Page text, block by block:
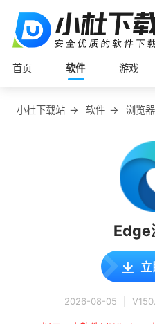
首页 软件 游戏
小杜下载站 → 软件 → 浏览器
Edge
2026-08-05